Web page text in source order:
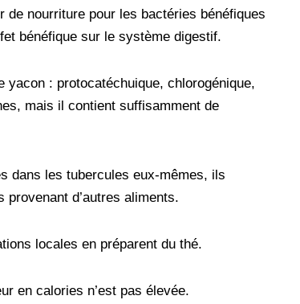
nourriture pour les bactéries bénéfiques
bénéfique sur le système digestif.
: protocatéchuique, chlorogénique,
mais il contient suffisamment de
dans les tubercules eux-mêmes, ils
provenant d’autres aliments.
locales en préparent du thé.
en calories n’est pas élevée.